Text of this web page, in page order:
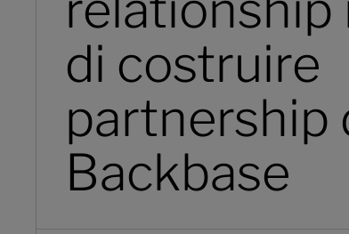
di costruire
partnership
Backbase